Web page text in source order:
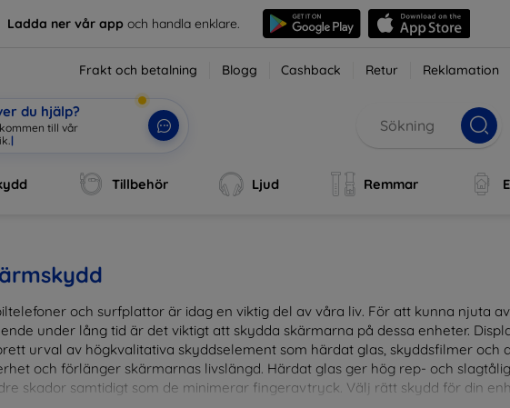
Ladda ner vår app och handla enklare.
Frakt och betalning Blogg Cashback Retur Reklamation
du hjälp?
till vår webbu
Tillbehör Ljud Remmar
och surfplattor är idag en viktig del av våra liv. För att kunna njuta
under lång tid är det viktigt att skydda skärmarna på dessa enheter.
urval av högkvalitativa skyddselement som härdat glas, skyddsfilmer och
och förlänger skärmarnas livslängd. Härdat glas ger hög rep- och
skador samtidigt som de minimerar fingeravtryck. Välj rätt skydd för din